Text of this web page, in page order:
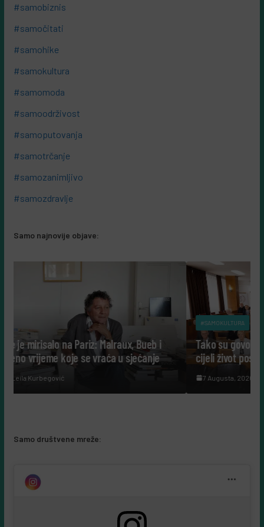
#samobiznis
#samočitati
#samohike
#samokultura
#samomoda
#samoodrživost
#samoputovanja
#samotrčanje
#samozanimljivo
#samozdravlje
Samo najnovije objave:
Bueb i
u sjećanje
#SAMOKULTURA
Tako su govorili: Šta nam danas govore
cijeli život posvetili nauci?
Leila Kurbegović
Samo društvene mreže: